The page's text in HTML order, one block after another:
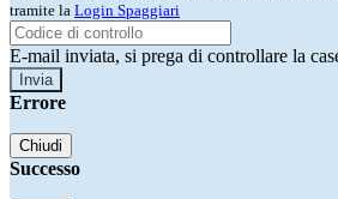
tramite la Login Spaggiari
E-mail inviata, si prega di controllare la
Errore
Chiudi
Successo